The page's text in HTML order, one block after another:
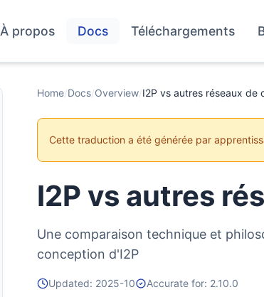
À propos Docs Téléchargements
Home/Docs/Overview/I2P vs autres réseaux de
Cette traduction a été générée par
I2P vs autres
Une comparaison technique et
conception d'I2P
Updated: 2025-10 Accurate for: 2.10.0